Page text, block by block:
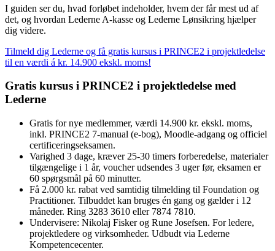
I guiden ser du, hvad forløbet indeholder, hvem der får mest ud af
det, og hvordan Lederne A-kasse og Lederne Lønsikring hjælper
dig videre.
Tilmeld dig Lederne og få gratis kursus i PRINCE2 i projektledelse
til en værdi á kr. 14.900 ekskl. moms!
Gratis kursus i PRINCE2 i projektledelse med
Lederne
Gratis for nye medlemmer, værdi 14.900 kr. ekskl. moms,
inkl. PRINCE2 7-manual (e-bog), Moodle-adgang og officiel
certificeringseksamen.
Varighed 3 dage, kræver 25-30 timers forberedelse, materialer
tilgængelige i 1 år, voucher udsendes 3 uger før, eksamen er
60 spørgsmål på 60 minutter.
Få 2.000 kr. rabat ved samtidig tilmelding til Foundation og
Practitioner. Tilbuddet kan bruges én gang og gælder i 12
måneder. Ring 3283 3610 eller 7874 7810.
Undervisere: Nikolaj Fisker og Rune Josefsen. For ledere,
projektledere og virksomheder. Udbudt via Lederne
Kompetencecenter.